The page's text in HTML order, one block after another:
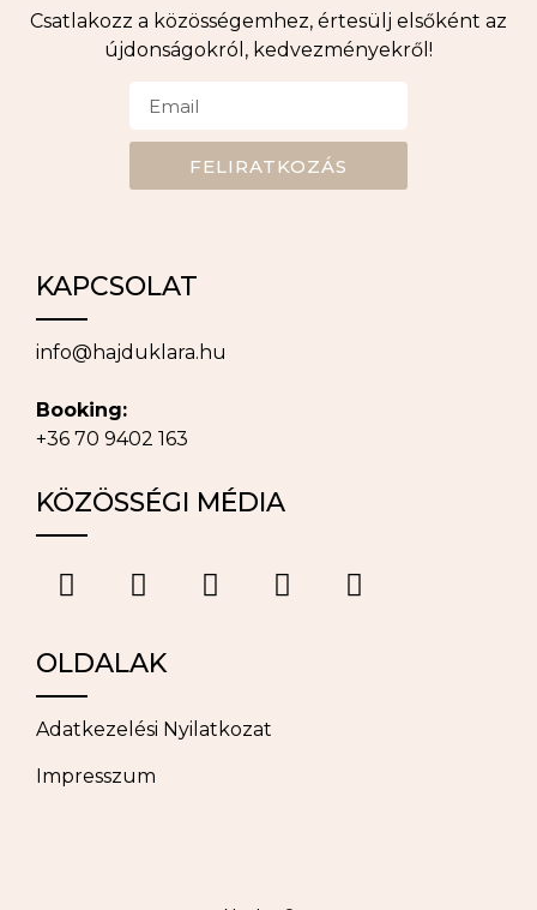
Csatlakozz a közösségemhez, értesülj elsőként az
újdonságokról, kedvezményekről!
FELIRATKOZÁS
KAPCSOLAT
info@hajduklara.hu
Booking:
+36 70 9402 163
KÖZÖSSÉGI MÉDIA
OLDALAK
Adatkezelési Nyilatkozat
Impresszum